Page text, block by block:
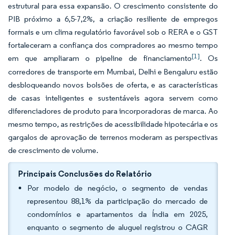
estrutural para essa expansão. O crescimento consistente do
PIB próximo a 6,5-7,2%, a criação resiliente de empregos
formais e um clima regulatório favorável sob o RERA e o GST
fortaleceram a confiança dos compradores ao mesmo tempo
em que ampliaram o pipeline de financiamento[1]. Os
corredores de transporte em Mumbai, Delhi e Bengaluru estão
desbloqueando novos bolsões de oferta, e as características
de casas inteligentes e sustentáveis agora servem como
diferenciadores de produto para incorporadoras de marca. Ao
mesmo tempo, as restrições de acessibilidade hipotecária e os
gargalos de aprovação de terrenos moderam as perspectivas
de crescimento de volume.
Principais Conclusões do Relatório
Por modelo de negócio, o segmento de vendas
representou 88,1% da participação do mercado de
condomínios e apartamentos da Índia em 2025,
enquanto o segmento de aluguel registrou o CAGR